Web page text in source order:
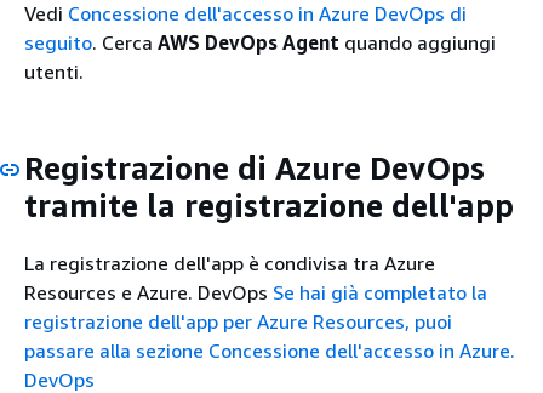
Vedi Concessione dell'accesso in Azure DevOps di
seguito. Cerca AWS DevOps Agent quando aggiungi
utenti.
Registrazione di Azure DevOps
tramite la registrazione dell'app
La registrazione dell'app è condivisa tra Azure
Resources e Azure. DevOps Se hai già completato la
registrazione dell'app per Azure Resources, puoi
passare alla sezione Concessione dell'accesso in Azure.
DevOps